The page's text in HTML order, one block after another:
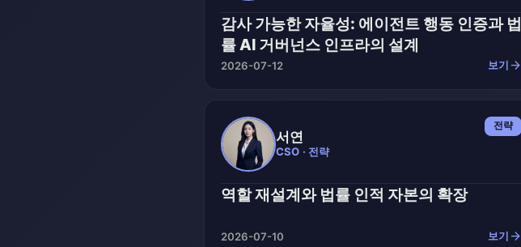
감사 가능한 자율성: 에이전트 행동 인증과 법
률 AI 거버넌스 인프라의 설계
2026-07-12 보기 arrow_forward
서연
CSO · 전략
전략
역할 재설계와 법률 인적 자본의 확장
2026-07-10 보기 arrow_forward